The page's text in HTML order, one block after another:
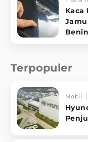
Kaca
Terpopuler
Mobil